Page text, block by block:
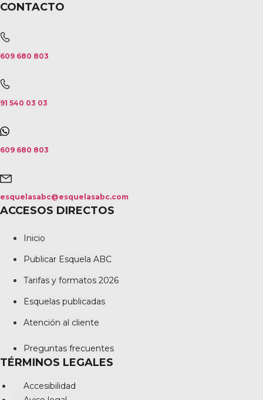
CONTACTO
609 680 803
91 540 03 03
609 680 803
esquelasabc@esquelasabc.com
ACCESOS DIRECTOS
Inicio
Publicar Esquela ABC
Tarifas y formatos 2026
Esquelas publicadas
Atención al cliente
Preguntas frecuentes
TÉRMINOS LEGALES
Accesibilidad